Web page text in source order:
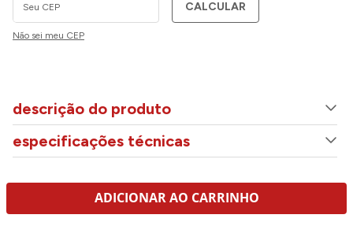
CALCULAR
Não sei meu CEP
descrição do produto
especificações técnicas
ADICIONAR AO CARRINHO